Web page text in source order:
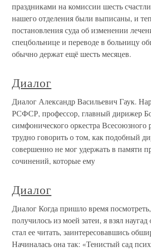
праздниками на комиссии шесть
нашего отделения были выписаны, и
постановления суда об изменении
спецбольнице и переводе в больницу
обычно держат ещё шесть месяцев.
Диалог
Диалог Александр Васильевич Гаук.
РСФСР, профессор, главный дирижер
симфонического оркестра Всесоюзного
трудно говорить о том, как подобный
совершенно не мог удержать в памяти
сочинений, которые ему
Диалог
Диалог Когда пришло время
получилось из моей затеи, я взял
стал ее читать, заинтересовавшись
Начиналась она так: «Тенистый сад